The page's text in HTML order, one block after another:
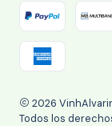
2026
Todos los